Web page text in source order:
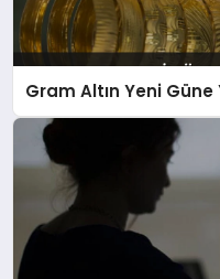
Gram Altın Yeni